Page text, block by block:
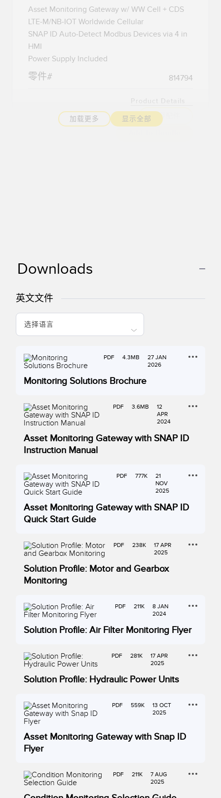
Asset Monitoring Gateway w/ WW Cell + CDS
LTE-M/NB-IOT Worldwide Cellular
SNAP ID Auto-Detect Modbus Devices via 4 in
HMI
Power Supply Included
零件# 814794
Product Details
兼容配件
加载更多 显示全部
Downloads
英文文件
Monitoring Solutions Brochure
PDF 4.3MB
27 JAN
2026
Asset Monitoring Gateway with SNAP ID
Instruction Manual
PDF 3.6MB
12
APR
2024
Asset Monitoring Gateway with SNAP ID
Quick Start Guide
PDF 777K
21
NOV
2025
Solution Profile: Motor and Gearbox
Monitoring
PDF 238K
17 APR
2025
Solution Profile: Air Filter Monitoring Flyer
PDF 211K
8 JAN
2024
Solution Profile: Hydraulic Power Units
PDF 281K
17 APR
2025
Asset Monitoring Gateway with Snap ID
Flyer
PDF 559K
13 OCT
2025
PDF 211K
7 AUG
2025